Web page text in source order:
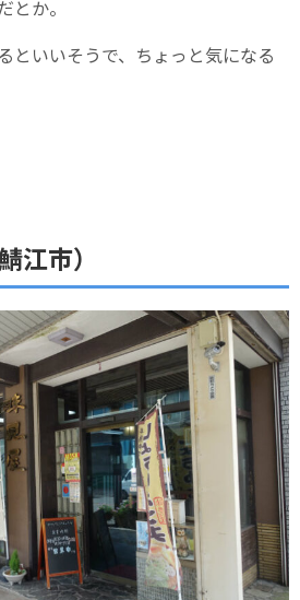
とか。
といいそうで、ちょっと気になる
江市）